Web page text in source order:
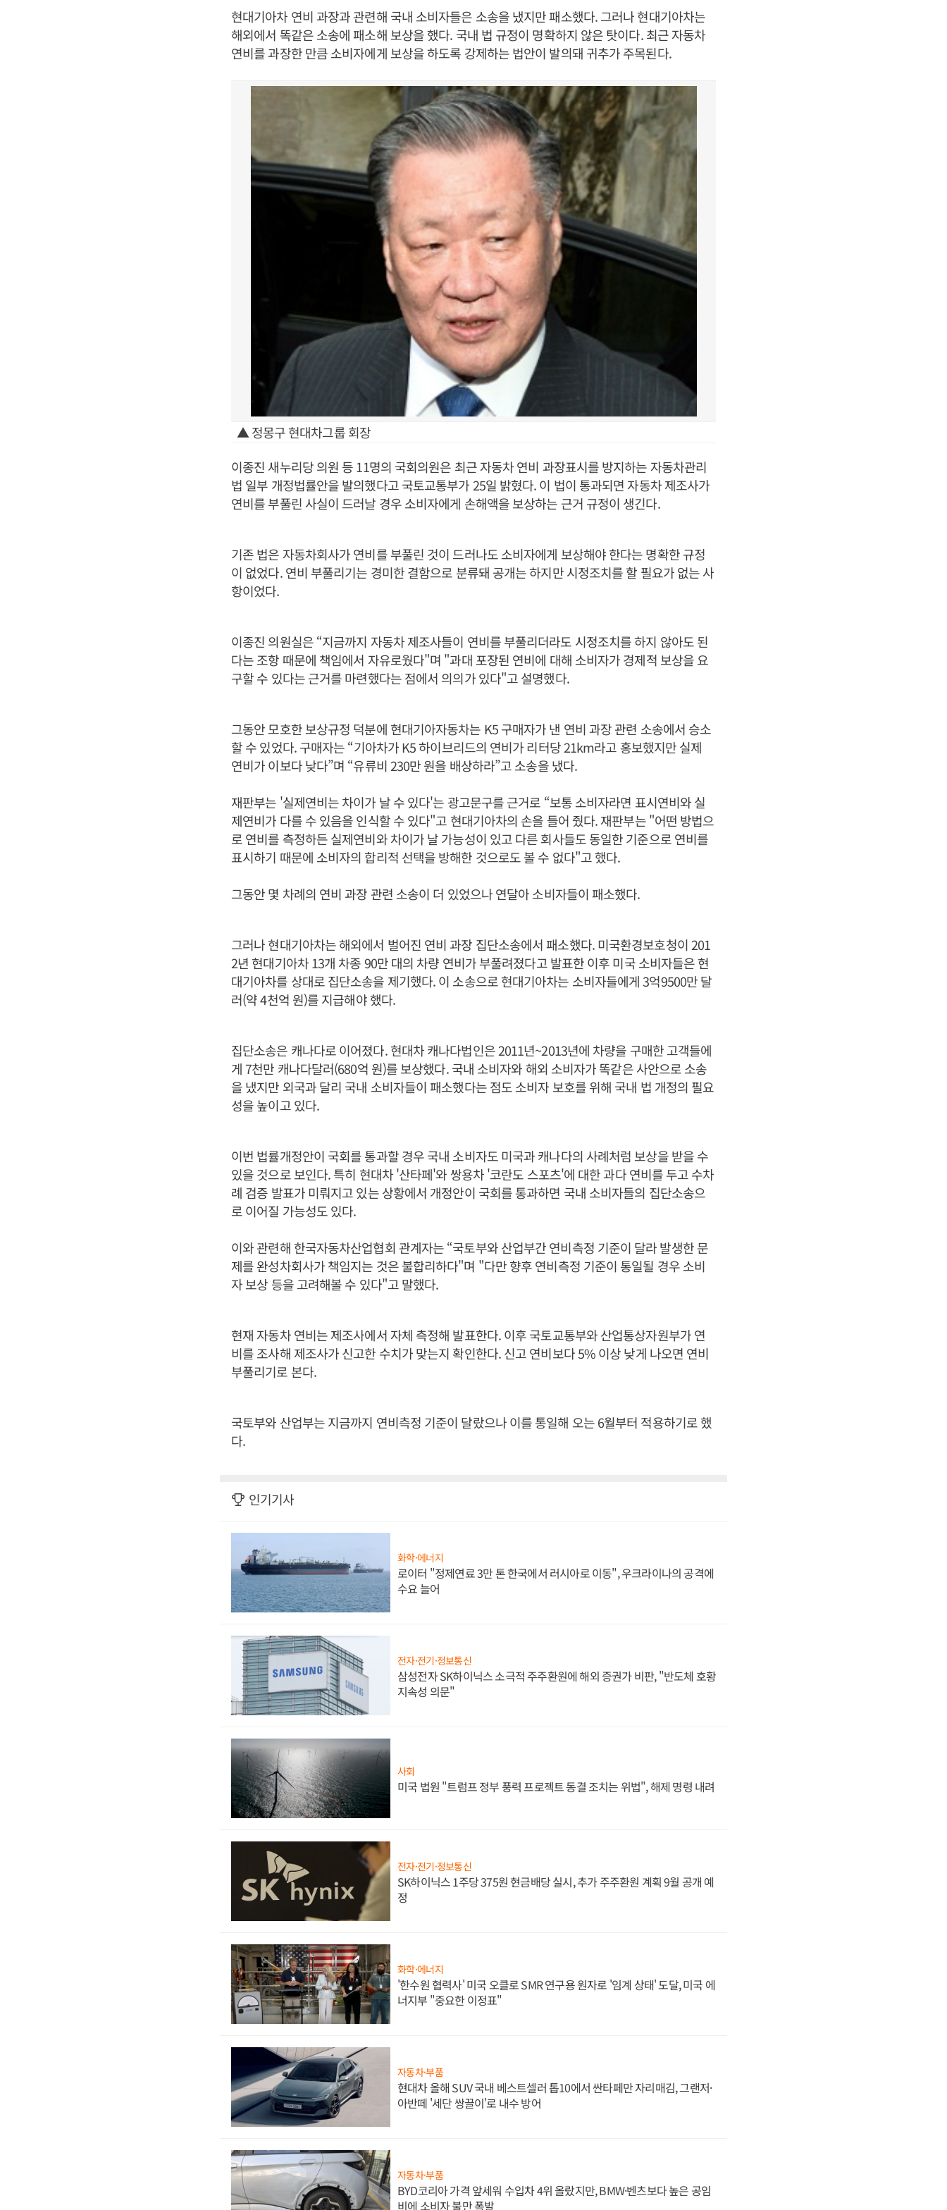
현대기아차 연비 과장과 관련해 국내 소비자들은 소송을 냈지만 패소했다. 그러나 현대기아차는
해외에서 똑같은 소송에 패소해 보상을 했다. 국내 법 규정이 명확하지 않은 탓이다. 최근 자동차
연비를 과장한 만큼 소비자에게 보상을 하도록 강제하는 법안이 발의돼 귀추가 주목된다.
▲ 정몽구 현대차그룹 회장
이종진 새누리당 의원 등 11명의 국회의원은 최근 자동차 연비 과장표시를 방지하는 자동차관리
법 일부 개정법률안을 발의했다고 국토교통부가 25일 밝혔다. 이 법이 통과되면 자동차 제조사가
연비를 부풀린 사실이 드러날 경우 소비자에게 손해액을 보상하는 근거 규정이 생긴다.
기존 법은 자동차회사가 연비를 부풀린 것이 드러나도 소비자에게 보상해야 한다는 명확한 규정
이 없었다. 연비 부풀리기는 경미한 결함으로 분류돼 공개는 하지만 시정조치를 할 필요가 없는 사
항이었다.
이종진 의원실은 “지금까지 자동차 제조사들이 연비를 부풀리더라도 시정조치를 하지 않아도 된
다는 조항 때문에 책임에서 자유로웠다"며 "과대 포장된 연비에 대해 소비자가 경제적 보상을 요
구할 수 있다는 근거를 마련했다는 점에서 의의가 있다"고 설명했다.
그동안 모호한 보상규정 덕분에 현대기아자동차는 K5 구매자가 낸 연비 과장 관련 소송에서 승소
할 수 있었다. 구매자는 “기아차가 K5 하이브리드의 연비가 리터당 21km라고 홍보했지만 실제
연비가 이보다 낮다”며 “유류비 230만 원을 배상하라”고 소송을 냈다.
재판부는 '실제연비는 차이가 날 수 있다'는 광고문구를 근거로 “보통 소비자라면 표시연비와 실
제연비가 다를 수 있음을 인식할 수 있다"고 현대기아차의 손을 들어 줬다. 재판부는 "어떤 방법으
로 연비를 측정하든 실제연비와 차이가 날 가능성이 있고 다른 회사들도 동일한 기준으로 연비를
표시하기 때문에 소비자의 합리적 선택을 방해한 것으로도 볼 수 없다"고 했다.
그동안 몇 차례의 연비 과장 관련 소송이 더 있었으나 연달아 소비자들이 패소했다.
그러나 현대기아차는 해외에서 벌어진 연비 과장 집단소송에서 패소했다. 미국환경보호청이 201
2년 현대기아차 13개 차종 90만 대의 차량 연비가 부풀려졌다고 발표한 이후 미국 소비자들은 현
대기아차를 상대로 집단소송을 제기했다. 이 소송으로 현대기아차는 소비자들에게 3억9500만 달
러(약 4천억 원)를 지급해야 했다.
집단소송은 캐나다로 이어졌다. 현대차 캐나다법인은 2011년~2013년에 차량을 구매한 고객들에
게 7천만 캐나다달러(680억 원)를 보상했다. 국내 소비자와 해외 소비자가 똑같은 사안으로 소송
을 냈지만 외국과 달리 국내 소비자들이 패소했다는 점도 소비자 보호를 위해 국내 법 개정의 필요
성을 높이고 있다.
이번 법률개정안이 국회를 통과할 경우 국내 소비자도 미국과 캐나다의 사례처럼 보상을 받을 수
있을 것으로 보인다. 특히 현대차 '산타페'와 쌍용차 '코란도 스포츠'에 대한 과다 연비를 두고 수차
례 검증 발표가 미뤄지고 있는 상황에서 개정안이 국회를 통과하면 국내 소비자들의 집단소송으
로 이어질 가능성도 있다.
이와 관련해 한국자동차산업협회 관계자는 “국토부와 산업부간 연비측정 기준이 달라 발생한 문
제를 완성차회사가 책임지는 것은 불합리하다"며 "다만 향후 연비측정 기준이 통일될 경우 소비
자 보상 등을 고려해볼 수 있다"고 말했다.
현재 자동차 연비는 제조사에서 자체 측정해 발표한다. 이후 국토교통부와 산업통상자원부가 연
비를 조사해 제조사가 신고한 수치가 맞는지 확인한다. 신고 연비보다 5% 이상 낮게 나오면 연비
부풀리기로 본다.
국토부와 산업부는 지금까지 연비측정 기준이 달랐으나 이를 통일해 오는 6월부터 적용하기로 했
다.
인기기사
화학·에너지
로이터 "정제연료 3만 톤 한국에서 러시아로 이동", 우크라이나의 공격에
수요 늘어
전자·전기·정보통신
삼성전자 SK하이닉스 소극적 주주환원에 해외 증권가 비판, "반도체 호황
지속성 의문"
사회
미국 법원 "트럼프 정부 풍력 프로젝트 동결 조치는 위법", 해제 명령 내려
전자·전기·정보통신
SK하이닉스 1주당 375원 현금배당 실시, 추가 주주환원 계획 9월 공개 예
정
화학·에너지
'한수원 협력사' 미국 오클로 SMR 연구용 원자로 '임계 상태' 도달, 미국 에
너지부 "중요한 이정표"
자동차·부품
현대차 올해 SUV 국내 베스트셀러 톱10에서 싼타페만 자리매김, 그랜저·
아반떼 '세단 쌍끌이'로 내수 방어
자동차·부품
BYD코리아 가격 앞세워 수입차 4위 올랐지만, BMW·벤츠보다 높은 공임
비에 소비자 불만 폭발